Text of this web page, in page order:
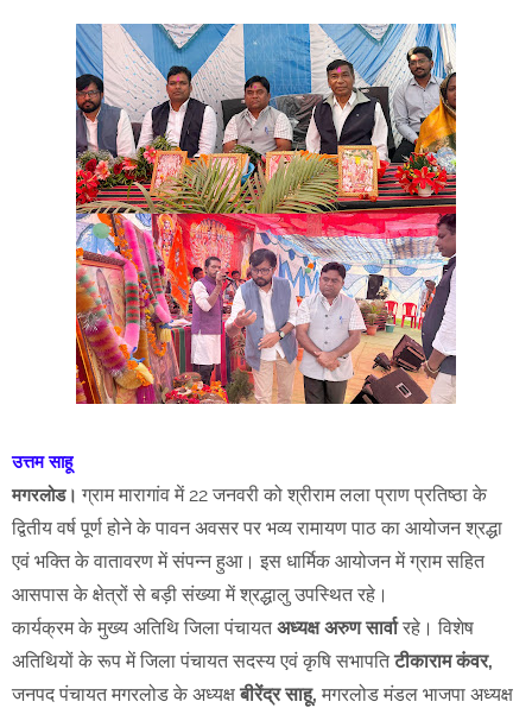
उत्तम साहू
मगरलोड। ग्राम मारागांव में 22 जनवरी को श्रीराम लला प्राण प्रतिष्ठा के
द्वितीय वर्ष पूर्ण होने के पावन अवसर पर भव्य रामायण पाठ का आयोजन श्रद्धा
एवं भक्ति के वातावरण में संपन्न हुआ। इस धार्मिक आयोजन में ग्राम सहित
आसपास के क्षेत्रों से बड़ी संख्या में श्रद्धालु उपस्थित रहे।
कार्यक्रम के मुख्य अतिथि जिला पंचायतअध्यक्ष अरुण सार्वारहे। विशेष
अतिथियों के रूप में जिला पंचायत सदस्य एवं कृषि सभापतिटीकाराम कंवर,
जनपद पंचायत मगरलोड के अध्यक्षबीरेंद्र साहू, मगरलोड मंडल भाजपा अध्यक्ष